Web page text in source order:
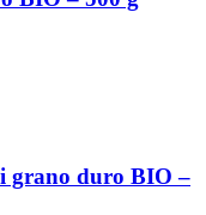
grano duro BIO –